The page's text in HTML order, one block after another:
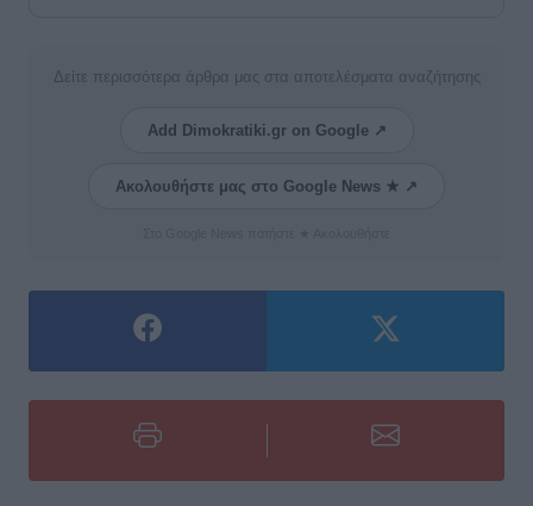
Δείτε περισσότερα άρθρα μας στα αποτελέσματα αναζήτησης
Add Dimokratiki.gr on Google ↗
Ακολουθήστε μας στο Google News ★ ↗